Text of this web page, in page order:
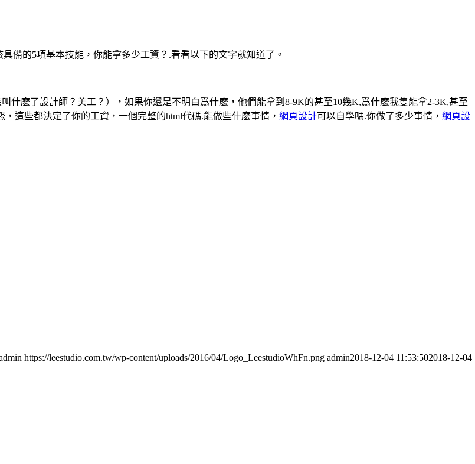
備的5項基本技能，你能拿多少工資？.看看以下的文字就知道了。
什麽了設計師？美工？），如果你還是不明白爲什麽，他們能拿到8-9K的甚至10幾K,爲什麽我隻能拿2-3K,甚至
，這些都決定了你的工資，一個完整的html代碼.能做些什麽事情， 網頁設計可以自學嗎.你做了多少事情， 網頁設
https://leestudio.com.tw/wp-content/uploads/2016/04/Logo_LeestudioWhFn.png admin2018-12-04 11:53:502018-12-04